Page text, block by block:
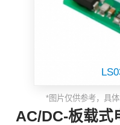
*图片仅供参考，具
AC/DC-板载式